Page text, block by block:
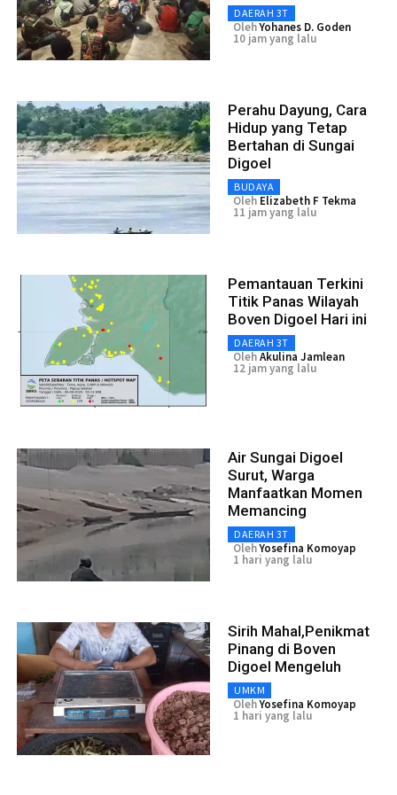
DAERAH 3T
OlehYohanes D. Goden
10 jam yang lalu
Perahu Dayung, Cara
Hidup yang Tetap
Bertahan di Sungai
Digoel
BUDAYA
Oleh Elizabeth F Tekma
11 jam yang lalu
Pemantauan Terkini
Titik Panas Wilayah
Boven Digoel Hari ini
DAERAH 3T
OlehAkulina Jamlean
12 jam yang lalu
Air Sungai Digoel
Surut, Warga
Manfaatkan Momen
Memancing
DAERAH 3T
OlehYosefina Komoyap
1 hari yang lalu
Sirih Mahal,Penikmat
Pinang di Boven
Digoel Mengeluh
UMKM
OlehYosefina Komoyap
1 hari yang lalu